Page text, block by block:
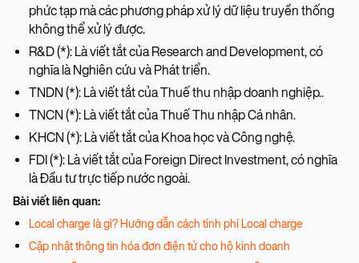
phức tạp mà các phương pháp xử lý dữ liệu truyền thống
không thể xử lý được.
R&D (*): Là viết tắt của Research and Development, có
nghĩa là Nghiên cứu và Phát triển.
TNDN (*): Là viết tắt của Thuế thu nhập doanh nghiệp..
TNCN (*): Là viết tắt của Thuế Thu nhập Cá nhân.
KHCN (*): Là viết tắt của Khoa học và Công nghệ.
FDI (*): Là viết tắt của Foreign Direct Investment, có nghĩa
là Đầu tư trực tiếp nước ngoài.
Bài viết liên quan:
Local charge là gì? Hướng dẫn cách tính phí Local charge
Cập nhật thông tin hóa đơn điện tử cho hộ kinh doanh